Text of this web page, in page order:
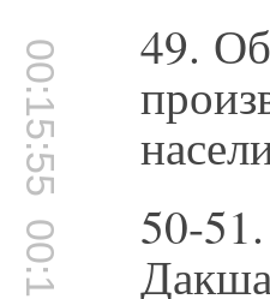
00:15:55 49.
50-